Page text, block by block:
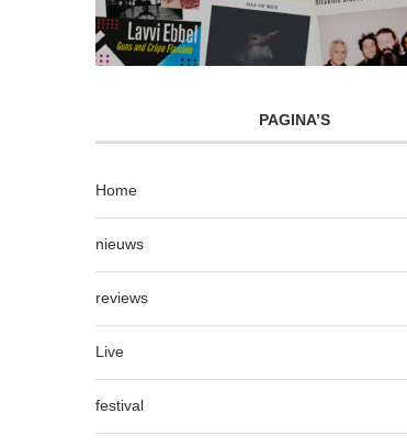
PAGINA’S
Home
nieuws
reviews
Live
festival